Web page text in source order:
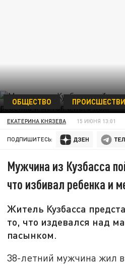
ОБЩЕСТВО
ЕКАТЕРИНА КНЯЗЕВА 15 ИЮНЯ 13:01
ПОДПИШИТЕСЬ:
Мужчина из Кузбасса
что избивал ребенка и
Житель Кузбасса
то, что издевался над
пасынком.
38-летний мужчина жил